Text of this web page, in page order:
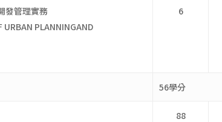
發管理實務
URBAN PLANNINGAND
6
56學分
88